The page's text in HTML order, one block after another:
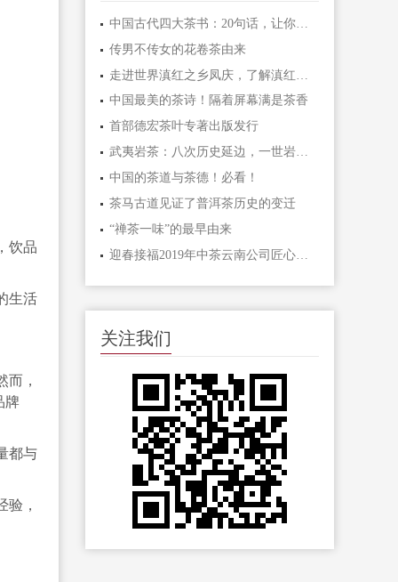
饮品
生活
，
牌
都与
，
中国古代四大茶书：20句话，让你更懂茶！
传男不传女的花卷茶由来
中国最美的茶诗！隔着屏幕满是茶香
首部德宏茶叶专著出版发行
武夷岩茶：八次历史延边，一世岩骨花香
中国的茶道与茶德！必看！
茶马古道见证了普洱茶历史的变迁
“禅茶一味”的最早由来
迎春接福2019年中茶云南公司匠心打造五款经典贺
关注我们